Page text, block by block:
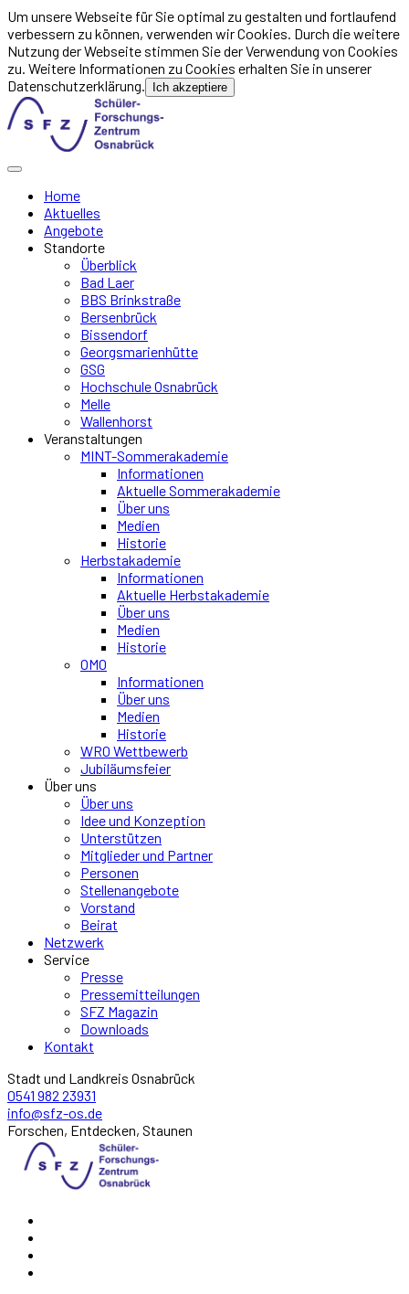
Um unsere Webseite für Sie optimal zu gestalten und fortlaufend
verbessern zu können, verwenden wir Cookies. Durch die weitere
Nutzung der Webseite stimmen Sie der Verwendung von Cookies
zu. Weitere Informationen zu Cookies erhalten Sie in unserer
Datenschutzerklärung.
Ich akzeptiere
Home
Aktuelles
Angebote
Standorte
Überblick
Bad Laer
BBS Brinkstraße
Bersenbrück
Bissendorf
Georgsmarienhütte
GSG
Hochschule Osnabrück
Melle
Wallenhorst
Veranstaltungen
MINT-Sommerakademie
Informationen
Aktuelle Sommerakademie
Über uns
Medien
Historie
Herbstakademie
Informationen
Aktuelle Herbstakademie
Über uns
Medien
Historie
OMO
Informationen
Über uns
Medien
Historie
WRO Wettbewerb
Jubiläumsfeier
Über uns
Über uns
Idee und Konzeption
Unterstützen
Mitglieder und Partner
Personen
Stellenangebote
Vorstand
Beirat
Netzwerk
Service
Presse
Pressemitteilungen
SFZ Magazin
Downloads
Kontakt
Stadt und Landkreis Osnabrück
0541 982 23931
info@sfz-os.de
Forschen, Entdecken, Staunen